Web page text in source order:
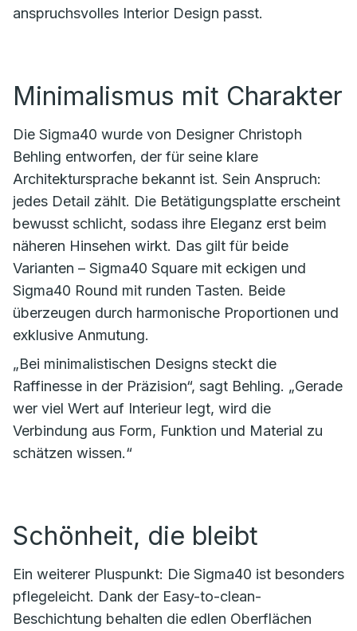
anspruchsvolles Interior Design passt.
Minimalismus mit Charakter
Die Sigma40 wurde von Designer Christoph
Behling entworfen, der für seine klare
Architektursprache bekannt ist. Sein Anspruch:
jedes Detail zählt. Die Betätigungsplatte erscheint
bewusst schlicht, sodass ihre Eleganz erst beim
näheren Hinsehen wirkt. Das gilt für beide
Varianten – Sigma40 Square mit eckigen und
Sigma40 Round mit runden Tasten. Beide
überzeugen durch harmonische Proportionen und
exklusive Anmutung.
„Bei minimalistischen Designs steckt die
Raffinesse in der Präzision“, sagt Behling. „Gerade
wer viel Wert auf Interieur legt, wird die
Verbindung aus Form, Funktion und Material zu
schätzen wissen.“
Schönheit, die bleibt
Ein weiterer Pluspunkt: Die Sigma40 ist besonders
pflegeleicht. Dank der Easy-to-clean-
Beschichtung behalten die edlen Oberflächen